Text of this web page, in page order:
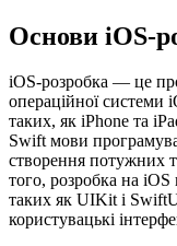
Основи iOS-
iOS-розробка — це
операційної
таких, як iPhone та
Swift мови
створення потужних
того, розробка на iOS
таких як UIKit і
користувацькі